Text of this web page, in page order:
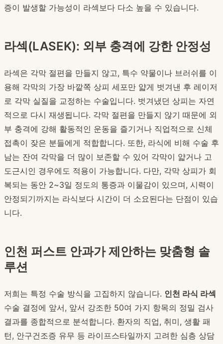
증이 발생할 가능성이 라섹보다 다소 높을 수 있습니다.
라섹(LASEK): 외부 충격에 강한 안정성
라섹은 각막 절편을 만들지 않고, 특수 약물이나 브러쉬를 이
용해 각막의 가장 바깥쪽 상피 세포만 얇게 벗겨낸 후 레이저
로 각막 실질을 교정하는 수술입니다. 벗겨냈던 상피는 자연
적으로 다시 재생됩니다. 각막 절편을 만들지 않기 때문에 외
부 충격에 강해 활동적인 운동을 즐기거나 직업적으로 신체
접촉이 잦은 분들에게 적합합니다. 또한, 라식에 비해 수술 후
남는 잔여 각막을 더 많이 보존할 수 있어 각막이 얇거나 고
도근시인 경우에도 적용이 가능합니다. 다만, 각막 상피가 회
복되는 동안 2~3일 정도의 통증과 이물감이 있으며, 시력이
안정되기까지는 라식보다 시간이 더 소요된다는 단점이 있습
니다.
인천 퍼스트 안과가 제안하는 맞춤형 솔
루션
저희는 특정 수술 방식을 고집하지 않습니다. 인천 라식 라섹
수술 결정에 앞서, 앞서 강조한 50여 가지 항목의 정밀 검사
결과를 종합적으로 분석합니다. 환자의 직업, 취미, 생활 패
턴, 안구건조증 유무 등 라이프스타일까지 고려한 심층 상담